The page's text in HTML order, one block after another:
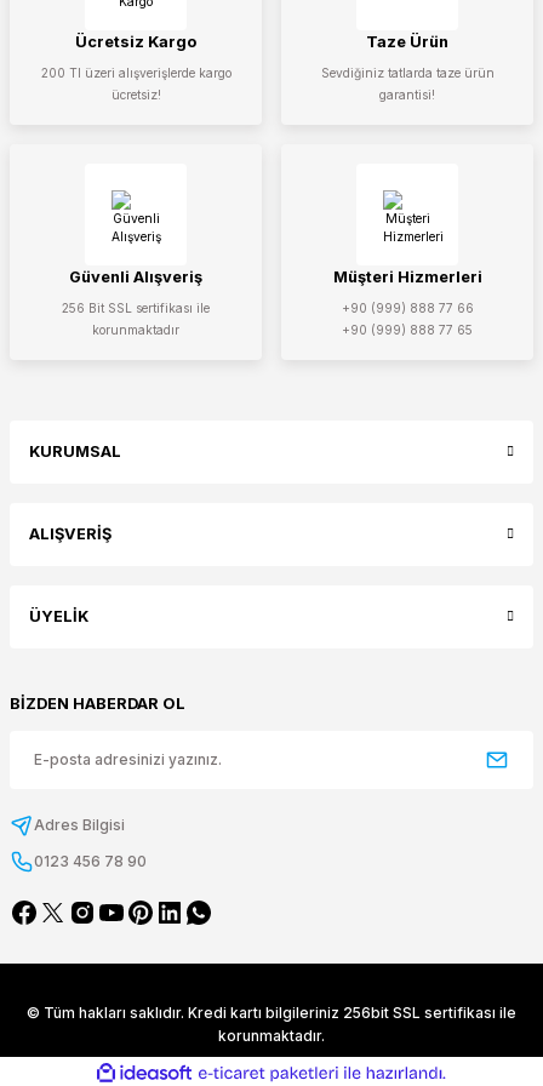
Ücretsiz Kargo
200 Tl üzeri alışverişlerde kargo
ücretsiz!
Taze Ürün
Sevdiğiniz tatlarda taze ürün
garantisi!
Güvenli Alışveriş
256 Bit SSL sertifikası ile
korunmaktadır
Müşteri Hizmerleri
+90 (999) 888 77 66
+90 (999) 888 77 65
BİZDEN HABERDAR OL
Adres Bilgisi
0123 456 78 90
KURUMSAL
ALIŞVERİŞ
ÜYELİK
© Tüm hakları saklıdır. Kredi kartı bilgileriniz 256bit SSL sertifikası ile
korunmaktadır.
ideasoft
e-